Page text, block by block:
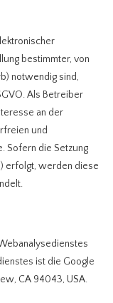
bestimmter, von
notwendig sind,
Als Betreiber
an der
und
Sofern die Setzung
erfolgt, werden diese
ist die Google
CA 94043, USA.